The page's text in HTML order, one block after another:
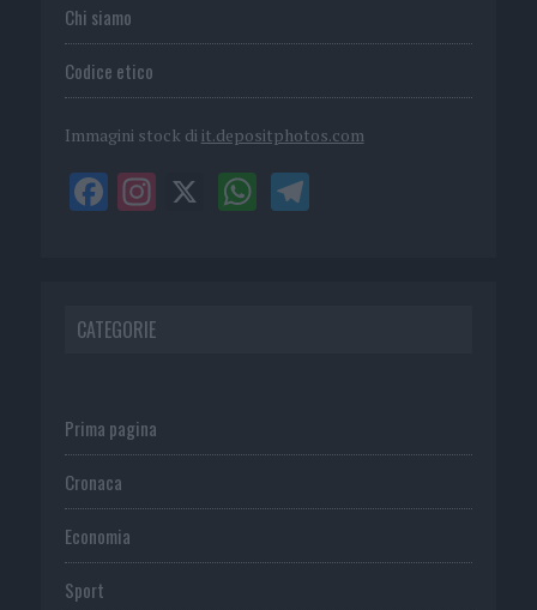
Chi siamo
Codice etico
Immagini stock di it.depositphotos.com
CATEGORIE
Prima pagina
Cronaca
Economia
Sport